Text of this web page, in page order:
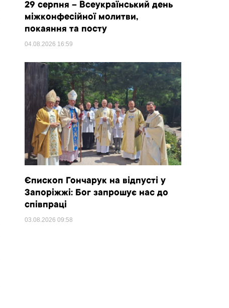
29 серпня – Всеукраїнський день
міжконфесійної молитви,
покаяння та посту
04.08.2026 16:59
Єпископ Гончарук на відпусті у
Запоріжжі: Бог запрошує нас до
співпраці
03.08.2026 09:58